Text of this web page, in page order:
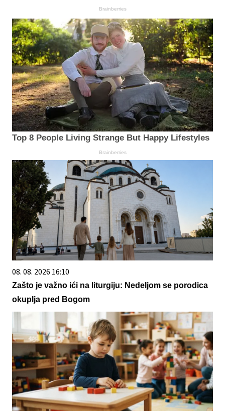
Brainberries
Top 8 People Living Strange But Happy Lifestyles
Brainberries
08. 08. 2026 16:10
Zašto je važno ići na liturgiju: Nedeljom se porodica
okuplja pred Bogom